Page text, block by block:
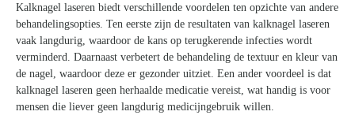
Kalknagel laseren biedt verschillende voordelen ten opzichte van andere
behandelingsopties. Ten eerste zijn de resultaten van kalknagel laseren
vaak langdurig, waardoor de kans op terugkerende infecties wordt
verminderd. Daarnaast verbetert de behandeling de textuur en kleur van
de nagel, waardoor deze er gezonder uitziet. Een ander voordeel is dat
kalknagel laseren geen herhaalde medicatie vereist, wat handig is voor
mensen die liever geen langdurig medicijngebruik willen.